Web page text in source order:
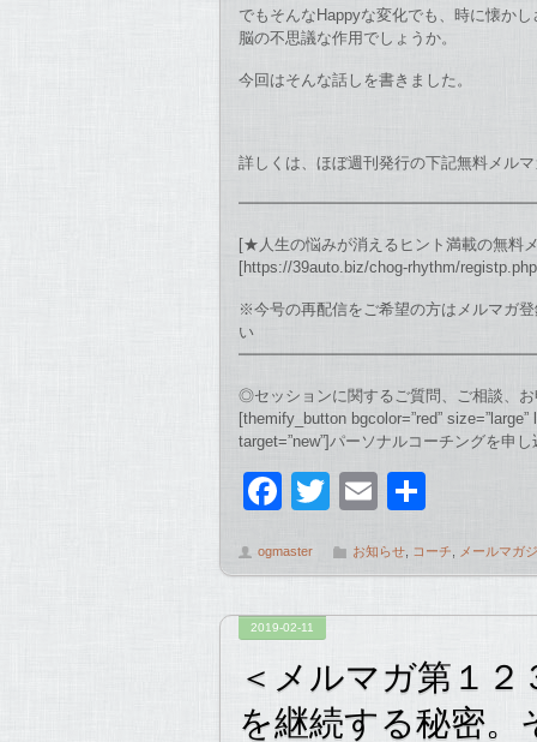
でもそんなHappyな変化でも、時に懐か
脳の不思議な作用でしょうか。
今回はそんな話しを書きました。
詳しくは、ほぼ週刊発行の下記無料メル
[★人生の悩みが消えるヒント満載の無料
[https://39auto.biz/chog-rhythm/
※今号の再配信をご希望の方はメルマガ
い
◎セッションに関するご質問、ご相談、
[themify_button bgcolor=”red”
target=”new”]パーソナルコーチングを申
F
c
e
b
o
o
T
tt
er
E
ail
ogmaster お知らせ コーチ メールマガ
2019-02-11
＜メルマガ第１
を継続する秘密。